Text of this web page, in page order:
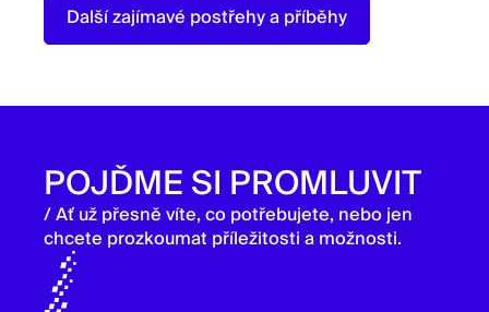
Další zajímavé postřehy a příběhy
POJĎME SI PROMLUVIT
/ Ať už přesně víte, co potřebujete, nebo jen
chcete prozkoumat příležitosti a možnosti.